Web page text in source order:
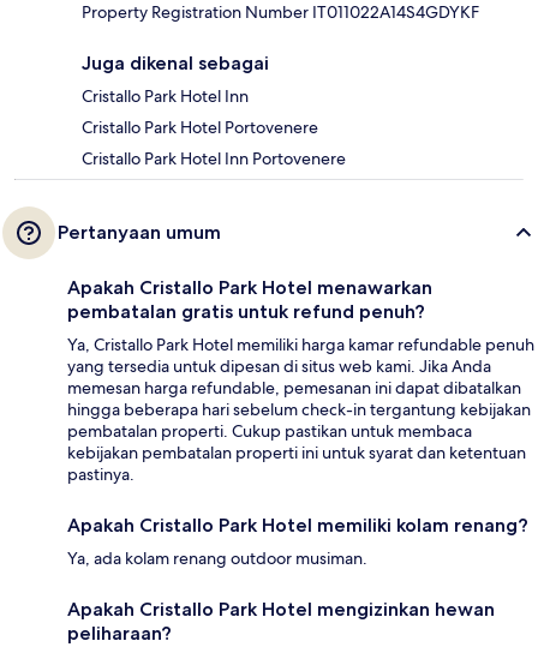
Property Registration Number IT011022A14S4GDYKF
Juga dikenal sebagai
Cristallo Park Hotel Inn
Cristallo Park Hotel Portovenere
Cristallo Park Hotel Inn Portovenere
Pertanyaan umum
Apakah Cristallo Park Hotel menawarkan
pembatalan gratis untuk refund penuh?
Ya, Cristallo Park Hotel memiliki harga kamar refundable penuh
yang tersedia untuk dipesan di situs web kami. Jika Anda
memesan harga refundable, pemesanan ini dapat dibatalkan
hingga beberapa hari sebelum check-in tergantung kebijakan
pembatalan properti. Cukup pastikan untuk membaca
kebijakan pembatalan properti ini untuk syarat dan ketentuan
pastinya.
Apakah Cristallo Park Hotel memiliki kolam renang?
Ya, ada kolam renang outdoor musiman.
Apakah Cristallo Park Hotel mengizinkan hewan
peliharaan?